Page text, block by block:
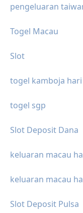
pengeluaran
Togel Macau
Slot
togel kamboja
togel sgp
Slot Deposit Dana
keluaran macau
keluaran macau
Slot Deposit Pulsa